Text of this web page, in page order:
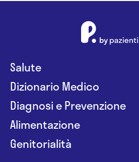
Salute
Dizionario Medico
Diagnosi e Prevenzione
Alimentazione
Genitorialità